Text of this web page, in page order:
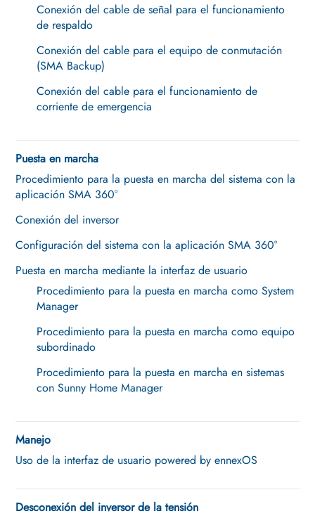
Conexión del cable de señal para el funcionamiento
de respaldo
Conexión del cable para el equipo de conmutación
(SMA Backup)
Conexión del cable para el funcionamiento de
corriente de emergencia
Puesta en marcha
Procedimiento para la puesta en marcha del sistema con la
aplicación SMA 360°
Conexión del inversor
Configuración del sistema con la aplicación SMA 360°
Puesta en marcha mediante la interfaz de usuario
Procedimiento para la puesta en marcha como System
Manager
Procedimiento para la puesta en marcha como equipo
subordinado
Procedimiento para la puesta en marcha en sistemas
con Sunny Home Manager
Manejo
Uso de la interfaz de usuario powered by ennexOS
Desconexión del inversor de la tensión